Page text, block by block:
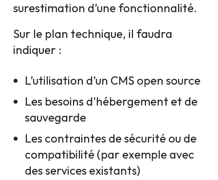
surestimation d’une fonctionnalité.
Sur le plan technique, il faudra
indiquer :
L’utilisation d’un CMS open source
Les besoins d’hébergement et de
sauvegarde
Les contraintes de sécurité ou de
compatibilité (par exemple avec
des services existants)